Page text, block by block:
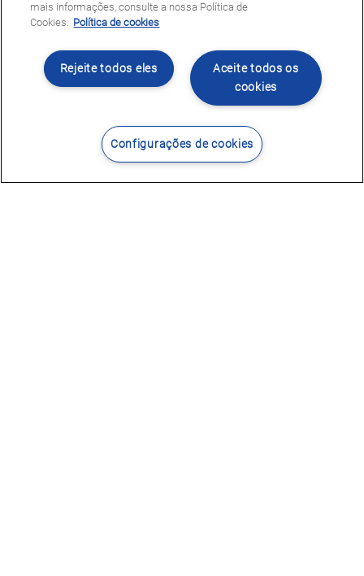
Contacte-nos Encontrar Centro
mais informações, consulte a nossa Política de
Cookies. Política de cookies
Aceite todos os
cookies
Rejeite todos eles
Configurações de cookies